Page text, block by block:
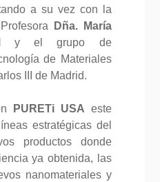
a su vez con la
Dña. María
y el grupo de
de Materiales
III de Madrid.
PURETi USA este
estratégicas del
productos donde
ya obtenida, las
nanomateriales y